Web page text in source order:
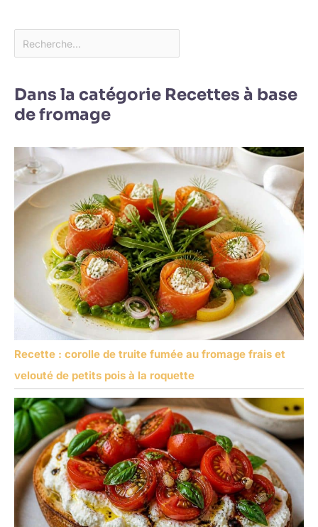
Dans la catégorie Recettes à base
de fromage
Recette : corolle de truite fumée au fromage frais et
velouté de petits pois à la roquette